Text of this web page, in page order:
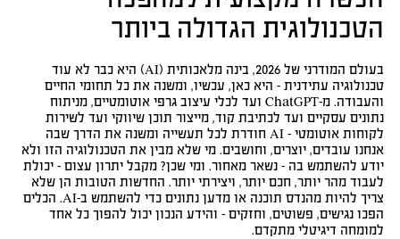
הטכנולוגית הגדולה ביותר
בעולם המודרני של 2026, בינה מלאכותית (AI) היא כבר לא עוד
טכנולוגיה עתידנית – היא כאן, עכשיו, ומשנה את כל תחומי החיים
והעבודה. מ-ChatGPT ועד לכלי עיצוב גרפי אוטומטיים, מניתוח
נתונים עסקיים ועד לכתיבת קוד, מייצור תוכן שיווקי ועד לשירות
לקוחות אוטומטי – AI חודרת לכל תעשייה ומשנה את הדרך שבה
אנחנו עובדים, יוצרים, וחושבים. מי שלא מבין את הטכנולוגיה הזו ולא
יודע להשתמש בה – נשאר מאחור. ומי שכן? מקבל יתרון עצום – יכולת
לעבוד מהר יותר, חכם יותר, ויצירתי יותר. החדשות הטובות הן שלא
צריך להיות מהנדס תוכנה או מדען נתונים כדי להשתמש ב-AI. הכלים
הפכו נגישים, פשוטים, וחזקים – והידע הנכון יכול להפוך כל אחד
למומחה דיגיטלי מתקדם.